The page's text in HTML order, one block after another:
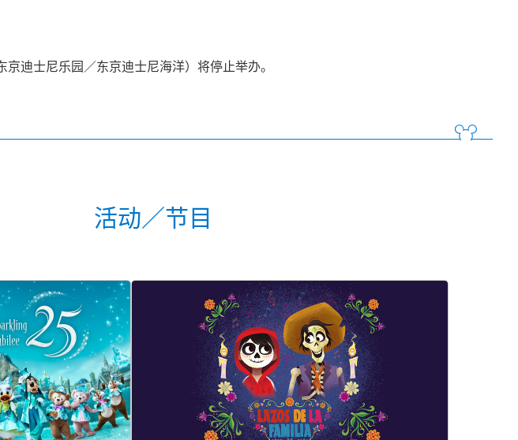
迪士尼乐园／东京迪士尼海洋）将停止举办。
活动／节目